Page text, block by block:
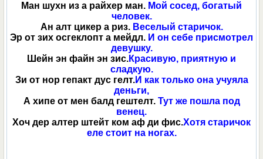
Ман шухн из а райхер ман. Мой сосед, богатый
человек.
Ан алт цикер а риз. Веселый старичок.
Эр от зих осгеклопт а мейдл. И он себе присмотрел
девушку.
Шейн эн файн эн зис.Красивую, приятную и
сладкую.
Зи от нор гепакт дус гелт.И как только она учуяла
деньги,
А хипе от мен балд гештелт. Тут же пошла под
венец.
Хоч дер алтер штейт ком аф ди фис.Хотя старичок
еле стоит на ногах.